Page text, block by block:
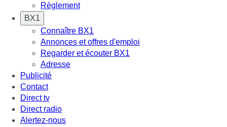
Règlement
BX1
Connaître BX1
Annonces et offres d'emploi
Regarder et écouter BX1
Adresse
Publicité
Contact
Direct tv
Direct radio
Alertez-nous